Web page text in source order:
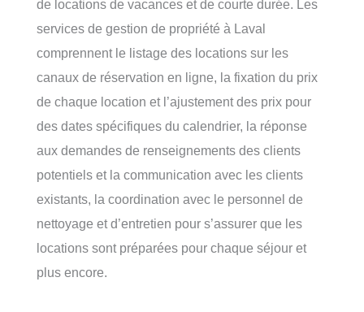
de locations de vacances et de courte durée. Les
services de gestion de propriété à Laval
comprennent le listage des locations sur les
canaux de réservation en ligne, la fixation du prix
de chaque location et l’ajustement des prix pour
des dates spécifiques du calendrier, la réponse
aux demandes de renseignements des clients
potentiels et la communication avec les clients
existants, la coordination avec le personnel de
nettoyage et d’entretien pour s’assurer que les
locations sont préparées pour chaque séjour et
plus encore.